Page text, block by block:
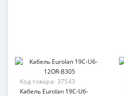
Код товара: 37543
Кабель Eurolan 19C-U6-